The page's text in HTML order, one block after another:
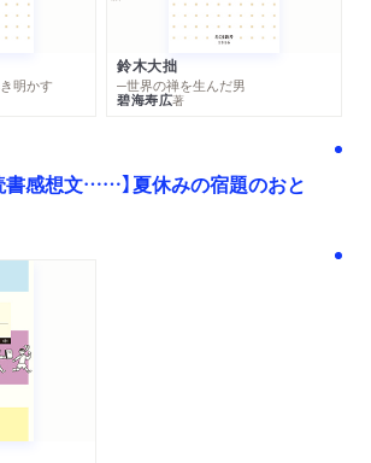
明かす
鈴木大拙
─世界の禅を生んだ男
碧海寿広著
書感想文……】夏休みの宿題のおと